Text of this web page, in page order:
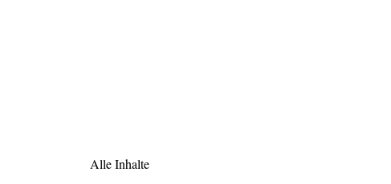
Alle Inhalte